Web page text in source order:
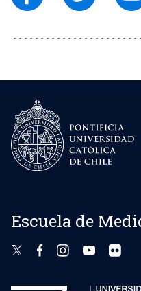
Escuela de